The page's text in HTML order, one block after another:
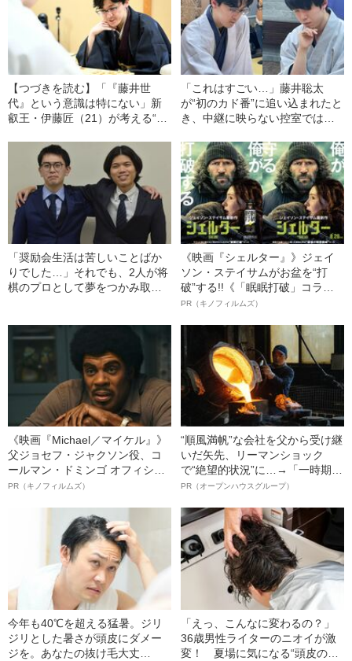
【つづきを読む】「『藤井世
代』という意識は特にない」新
叡王・伊藤匠（21）が考える“ラ
「これはすごい…」藤井聡太
が“初のカド番”に追い込まれたと
き、中継に映らない控室では何
「奨励会生活は苦しいことばか
りでした…」それでも、2人が将
棋のプロとして夢をつかみ取っ
《映画『シェルター』》ジェイ
ソン・ステイサムがお盆を“打
破”する!!《「眠眠打破」コラ
ボ》
PR（キノフィルムズ）
《映画『Michael／マイケル』》
父ジョセフ・ジャクソン役、コ
ールマン・ドミンゴ オフィシャ
ルインタビュー“観客を魅了した
語る”《日本興収70億円突破》
PR（キノフィルムズ）
“順風満帆”な会社を父から受け継
いだ矢先、リーマンショック
で“絶望的状況”に…→「一時期は
納品3年待ち」のヒット商品を生
明かす、“逆転の戦術”
PR（オープンハウスグループ）
今年も40℃を超える猛暑。ジリ
ジリとした暑さが頭皮にダメー
ジを。あなたの抜け毛大丈
「えっ、こんなに変わるの？」
36歳男性ライターのニオイが激
変！ 夏場に気になる“頭皮のニ